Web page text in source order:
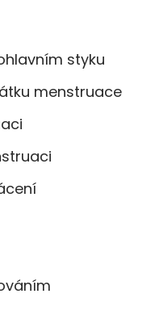
styku
menstruace